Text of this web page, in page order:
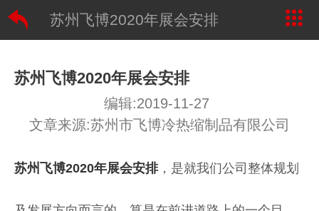
苏州飞博2020年展会安排
苏州飞博2020年展会安排
编辑:2019-11-27
文章来源:苏州市飞博冷热缩制品有限公司
苏州飞博2020年展会安排，是就我们公司整体规划